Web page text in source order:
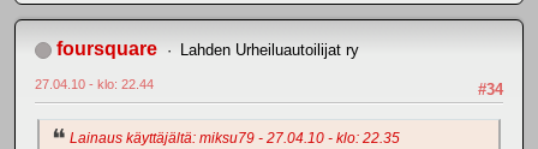
foursquare Lahden Urheiluautoilijat ry
#34
27.04.10 - klo: 22.44
Lainaus käyttäjältä: miksu79 - 27.04.10 - klo: 22.35